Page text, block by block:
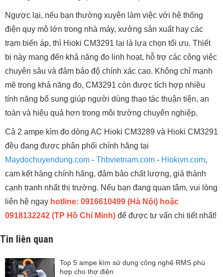
Ngược lại, nếu bạn thường xuyên làm việc với hệ thống
điện quy mô lớn trong nhà máy, xưởng sản xuất hay các
trạm biến áp, thì Hioki CM3291 lại là lựa chọn tối ưu. Thiết
bị này mang đến khả năng đo linh hoạt, hỗ trợ các công việc
chuyên sâu và đảm bảo độ chính xác cao. Không chỉ mạnh
mẽ trong khả năng đo, CM3291 còn được tích hợp nhiều
tính năng bổ sung giúp người dùng thao tác thuận tiện, an
toàn và hiệu quả hơn trong môi trường chuyên nghiệp.
Cả 2 ampe kìm đo dòng AC Hioki CM3289 và Hioki CM3291
đều đang được phân phối chính hãng tại
Maydochuyendung.com - Thbvietnam.com - Hiokivn.com,
cam kết hàng chính hãng, đảm bảo chất lượng, giá thành
cạnh tranh nhất thị trường. Nếu bạn đang quan tâm, vui lòng
liên hệ ngay hotline: 0916610499 (Hà Nội) hoặc
0918132242 (TP Hồ Chí Minh) để được tư vấn chi tiết nhất!
Tin liên quan
Top 5 ampe kìm sử dụng công nghệ RMS phù
hợp cho thợ điện